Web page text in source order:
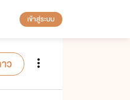
เข้าสู่ระบบ
ว